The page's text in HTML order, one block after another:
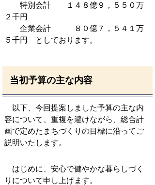
特別会計 １４８億９，５５０万
２千円
企業会計 ８０億７，５４１万
５千円 としております。
当初予算の主な内容
以下、今回提案しました予算の主な内
容について、重複を避けながら、総合計
画で定めたまちづくりの目標に沿ってご
説明いたします。
はじめに、安心で健やかな暮らしづく
りについて申し上げます。